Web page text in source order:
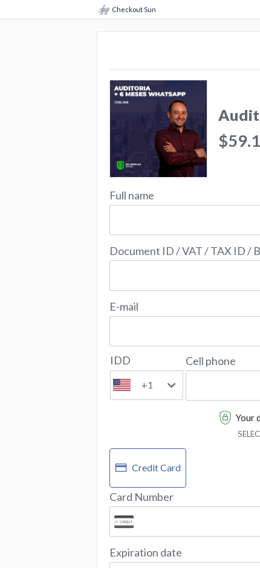
Checkout Sun
Full name
Document ID / VAT / TAX ID /
E-mail
IDD
+1
Cell phone
Your
Credit Card
Card Number
Expiration date